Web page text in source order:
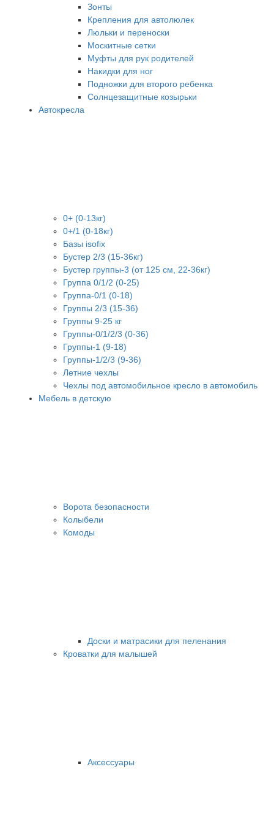
Зонты
Крепления для автолюлек
Люльки и переноски
Москитные сетки
Муфты для рук родителей
Накидки для ног
Подножки для второго ребенка
Солнцезащитные козырьки
Автокресла
0+ (0-13кг)
0+/1 (0-18кг)
Базы isofix
Бустер 2/3 (15-36кг)
Бустер группы-3 (от 125 см, 22-36кг)
Группа 0/1/2 (0-25)
Группа-0/1 (0-18)
Группы 2/3 (15-36)
Группы 9-25 кг
Группы-0/1/2/3 (0-36)
Группы-1 (9-18)
Группы-1/2/3 (9-36)
Летние чехлы
Чехлы под автомобильное кресло в автомобиль
Мебель в детскую
Ворота безопасности
Колыбели
Комоды
Доски и матрасики для пеленания
Кроватки для малышей
Аксессуары